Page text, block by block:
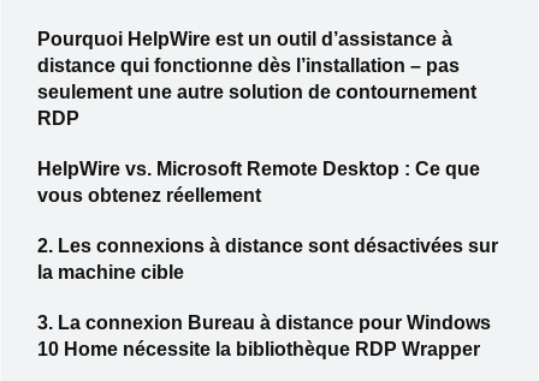
Pourquoi HelpWire est un outil d’assistance à
distance qui fonctionne dès l’installation – pas
seulement une autre solution de contournement
RDP
HelpWire vs. Microsoft Remote Desktop : Ce que
vous obtenez réellement
2. Les connexions à distance sont désactivées sur
la machine cible
3. La connexion Bureau à distance pour Windows
10 Home nécessite la bibliothèque RDP Wrapper